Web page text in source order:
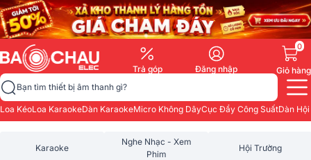
Trả góp Đăng nhập
0
Giỏ hàng
Bạn tìm thiết bị âm thanh gì?
Loa KéoLoa KaraokeDàn KaraokeMicro Không DâyCục Đẩy Công SuấtDàn
Karaoke
Nghe Nhạc - Xem
Phim
Hội Trường